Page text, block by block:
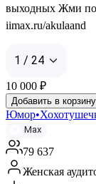
выходных Жми
iimax.ru/akulaand
1 / 24
10 000 ₽
Добавить в корзину
Max
79 637
Женская